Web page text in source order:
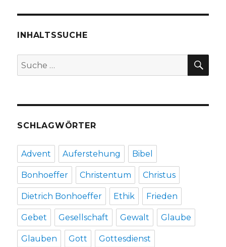
Markus
Dortmund
Fleischer,
INHALTSSUCHE
Suche
nach:
SCHLAGWÖRTER
Advent Auferstehung Bibel
Bonhoeffer Christentum Christus
Dietrich Bonhoeffer Ethik Frieden
Gebet Gesellschaft Gewalt Glaube
Glauben Gott Gottesdienst